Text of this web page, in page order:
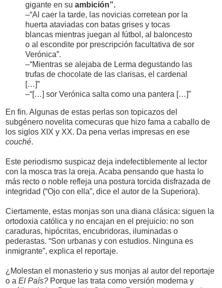
gigante en su ambición”.
–“Al caer la tarde, las novicias corretean por la
huerta ataviadas con batas grises y tocas
blancas mientras juegan al fútbol, al baloncesto
o al escondite por prescripción facultativa de sor
Verónica”.
–“Mientras se alejaba de Lerma degustando las
trufas de chocolate de las clarisas, el cardenal
[…]”
–“[…] sor Verónica salta como una pantera […]”
En fin. Algunas de estas perlas son topicazos del
subgénero novelita comecuras que hizo fama a caballo de
los siglos XIX y XX. Da pena verlas impresas en ese
couché.
Este periodismo suspicaz deja indefectiblemente al lector
con la mosca tras la oreja. Acaba pensando que hasta lo
más recto o noble refleja una postura torcida disfrazada de
integridad (“Ojo con ella”, dice el autor de la Superiora).
Ciertamente, estas monjas son una diana clásica: siguen la
ortodoxia católica y no encajan en el prejuicio: no son
caraduras, hipócritas, encubridoras, iluminadas o
pederastas. “Son urbanas y con estudios. Ninguna es
inmigrante”, explica el reportaje.
¿Molestan el monasterio y sus monjas al autor del reportaje
o a El País? Porque las trata como versión moderna y